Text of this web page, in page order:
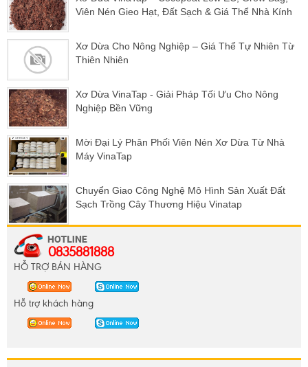
Viên Nén Gieo Hạt, Đất Sạch & Giá Thể Nhà Kính
Xơ Dừa Cho Nông Nghiệp – Giá Thể Tự Nhiên Từ
Thiên Nhiên
Xơ Dừa VinaTap - Giải Pháp Tối Ưu Cho Nông
Nghiệp Bền Vững
Mời Đại Lý Phân Phối Viên Nén Xơ Dừa Từ Nhà
Máy VinaTap
Chuyển Giao Công Nghệ Mô Hình Sản Xuất Đất
Sạch Trồng Cây Thương Hiệu Vinatap
0835881888
HỖ TRỢ BÁN HÀNG
Hỗ trợ khách hàng